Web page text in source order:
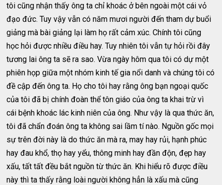
tôi cũng nhận thấy ông ta chỉ khoác ở bên ngoài một cái vỏ
đạo đức. Tuy vậy vẫn có năm mươi người đến tham dự buổi
giảng mà bài giảng lại làm họ rất cảm xúc. Chính tôi cũng
học hỏi được nhiều điều hay. Tuy nhiên tôi vẫn tự hỏi rồi đây
tương lai ông ta sẽ ra sao. Vừa ngày hôm qua tôi có dự một
phiên họp giữa một nhóm kinh tế gia nổi danh và chúng tôi có
đề cập đến ông ta. Họ cho tôi hay rằng ông bạn ngoại quốc
của tôi đã bị chính đoàn thể tôn giáo của ông ta khai trừ vì
cái bệnh khoác lác kinh niên của ông. Như vậy là qua thức ăn,
tôi đã chẩn đoán ông ta không sai lầm tí nào. Nguồn gốc mọi
sự trên đời này là do thức ăn mà ra, may hay rủi, hạnh phúc
hay đau khổ, thọ hay yểu, thông minh hay đần độn, đẹp hay
xấu, tất tất đều bắt nguồn từ thức ăn. Khi hiểu rõ được điều
này thì ta thấy rằng loài người không hẳn là xấu mà cũng